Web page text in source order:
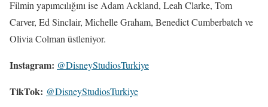
Filmin yapımcılığını ise Adam Ackland, Leah Clarke, Tom
Carver, Ed Sinclair, Michelle Graham, Benedict Cumberbatch ve
Olivia Colman üstleniyor.
Instagram: @DisneyStudiosTurkiye
TikTok: @DisneyStudiosTurkiye